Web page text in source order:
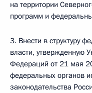
на территории
программ и
3. Внести в структуру
власти, утвержденную
Федераций от 21 мая
федеральных органов
законодательства